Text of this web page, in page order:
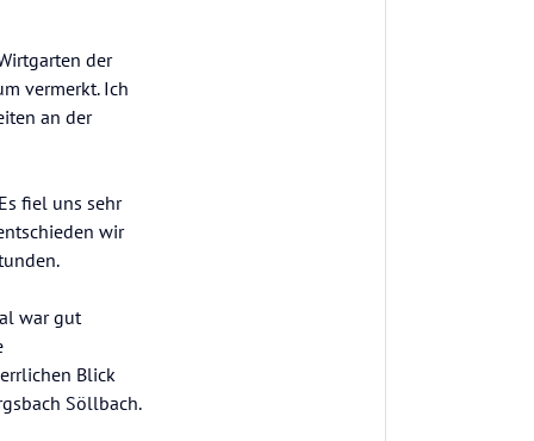
der
vermerkt. Ich
an der
fiel uns sehr
wir
war gut
Blick
Söllbach.